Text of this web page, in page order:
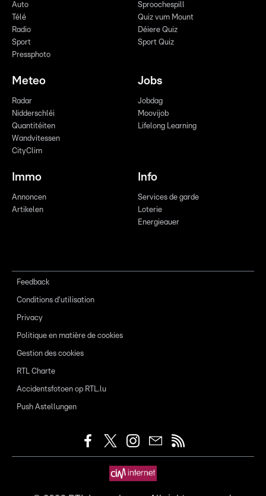
Auto
Télé
Radio
Sport
Pressphoto
Sproochespill
Quiz vum Mount
Déiere Quiz
Sport Quiz
Meteo
Radar
Nidderschléi
Quantitéiten
Wandvitessen
CityClim
Jobs
Jobdag
Moovijob
Lifelong Learning
Immo
Annoncen
Artikelen
Info
Services de garde
Loterie
Energieauer
Feedback
Conditions d'utilisation
Privacy
Politique en matière de cookies
Gestion des cookies
RTL Charte
Accidentsfotoen op RTL.lu
Push Astellungen